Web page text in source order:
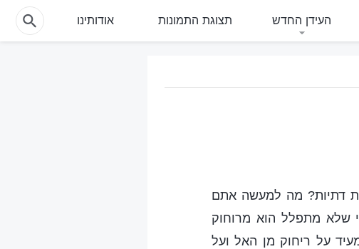
העידן החדש תצוגת התמונות אודותינו
דתיות? מה למעשה אתם
שלא מתפלל הוא מרוחוק
על ריחוק מן האל ועל